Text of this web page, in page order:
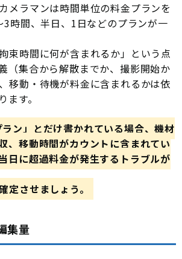
メラマンは時間単位の料金プランを
3時間、半日、1日などのプランが一
束時間に何が含まれるか」という点
（集合から解散までか、撮影開始か
移動・待機が料金に含まれるかは依
ます。
ン」とだけ書かれている場合、機材
、移動時間がカウントに含まれてい
日に超過料金が発生するトラブルが
定させましょう。
集量